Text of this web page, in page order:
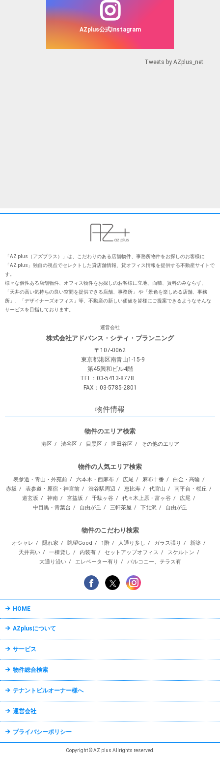
AZplus公式Instagram
Tweets by AZplus_net
「AZ plus（アズプラス）」は、こだわりのある店舗物件、事務所物件をお探しのお客様に
「AZ plus」独⾃の視点でセレクトした貸店舗情報、貸オフィス情報を提供する不動産サイトで
す。
様々な個性ある店舗物件、オフィス物件をお探しのお客様に⽴地、⾯積、賃料のみならず、
「天井の⾼い気持ちの良い空間を提供できる店舗、事務所」 や「景⾊を楽しめる店舗、事務
所」、「デザイナーズオフィス」等、不動産の新しい価値を皆様にご提案できるようなそんな
サービスを⽬指しております。
運営会社
株式会社アドバンス・シティ・プランニング
〒107-0062
東京都港区南青山1-15-9
第45興和ビル4階
TEL：03-5413-8778
FAX：03-5785-2801
物件情報
物件のエリア検索
港区 渋谷区 目黒区 世田谷区 その他のエリア
物件の人気エリア検索
表参道・青山・外苑前 六本木・西麻布 広尾 麻布十番
白金・高輪
赤坂
表参道・原宿・神宮前 渋谷駅周辺 恵比寿 代官山
南平台・桜丘
道玄坂
神南 宮益坂 千駄ヶ谷 代々木上原・富ヶ谷
広尾
中目黒・青葉台
自由が丘 三軒茶屋 下北沢 自由が丘
物件のこだわり検索
オシャレ 隠れ家 眺望Good 1階 人通り多し ガラス張り
新築
天井高い
一棟貨し 内装有 セットアップオフィス
スケルトン
大通り沿い
エレベーター有り バルコニー、テラス有
HOME
AZplusについて
サービス
物件総合検索
テナントビルオーナー様へ
運営会社
プライバシーポリシー
Copyright © AZ plus Allrights reserved.